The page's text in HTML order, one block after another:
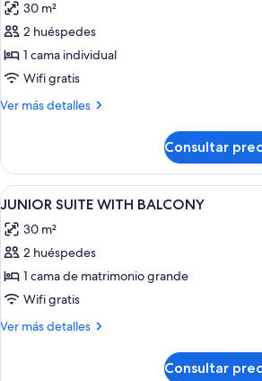
las
fotos
de
Doble
estandard
30 m²
2 huéspedes
1 cama individual
Wifi gratis
Ver más detalles
Más
estandard
abuhardillada
Consultar
Abrir
todas
las
fotos
de
JUNIOR
SUITE
Minibar,
9
JUNIOR SUITE WITH BALCONY
30 m²
2 huéspedes
1 cama de matrimonio grande
Wifi gratis
Ver más detalles
Más
Consultar